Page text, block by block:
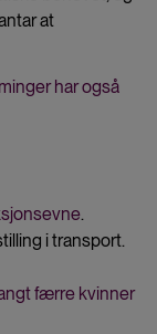
at
har også
.
i transport.
færre kvinner